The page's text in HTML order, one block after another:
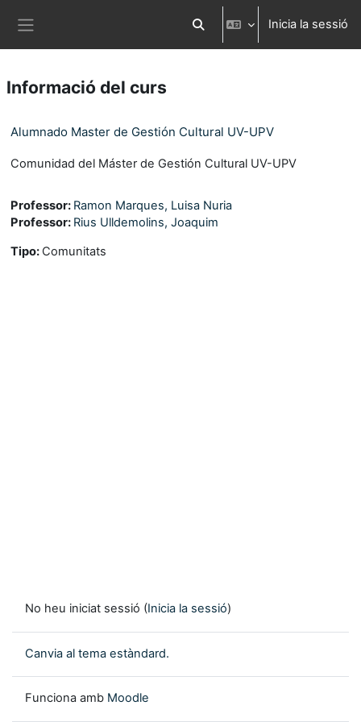
Commuta l'entrada de la cerca
Inicia la sessió
Informació del curs
Alumnado Master de Gestión Cultural UV-UPV
Comunidad del Máster de Gestión Cultural UV-UPV
Professor: Ramon Marques, Luisa Nuria
Professor: Rius Ulldemolins, Joaquim
Tipo: Comunitats
No heu iniciat sessió (Inicia la sessió)
Canvia al tema estàndard.
Funciona amb Moodle